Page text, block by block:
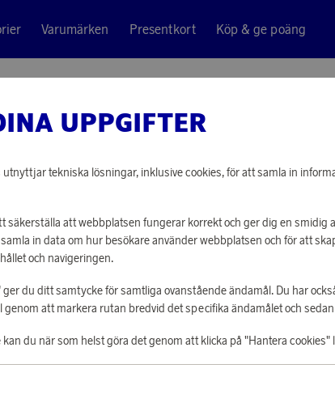
Varumärken Presentkort Köp & ge poäng
1 000 poäng
LOGGA IN
UPPGIFTER
tekniska lösningar, inklusive cookies, för att samla in
säkerställa att webbplatsen fungerar korrekt och ger dig en smidig
in data om hur besökare använder webbplatsen och för att
och navigeringen.
ger du ditt samtycke för samtliga ovanstående ändamål. Du har
att markera rutan bredvid det specifika ändamålet och
du när som helst göra det genom att klicka på "Hantera cookies"